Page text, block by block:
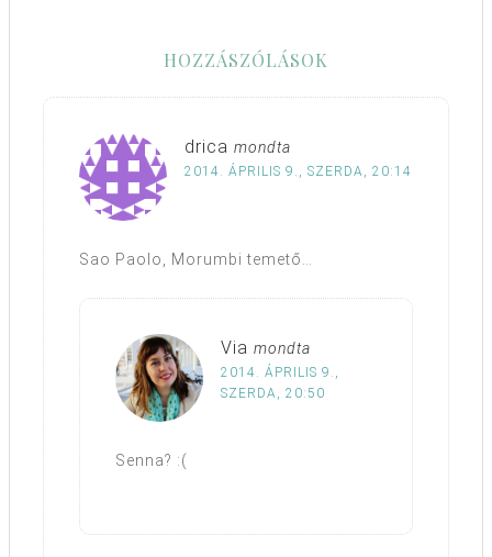
HOZZÁSZÓLÁSOK
drica mondta
2014. ÁPRILIS 9., SZERDA, 20:14
Sao Paolo, Morumbi temető…
Via mondta
2014. ÁPRILIS 9.,
SZERDA, 20:50
Senna? :(